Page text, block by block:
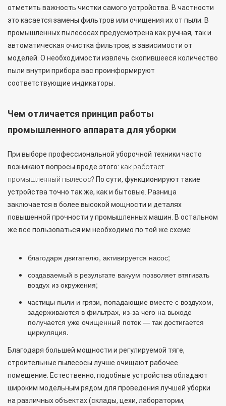
отметить важность чистки самого устройства. В частности
это касается замены фильтров или очищения их от пыли. В
промышленных пылесосах предусмотрена как ручная, так и
автоматическая очистка фильтров, в зависимости от
моделей. О необходимости извлечь скопившееся количество
пыли внутри прибора вас проинформируют
соответствующие индикаторы.
Чем отличается принцип работы
промышленного аппарата для уборки
При выборе профессиональной уборочной техники часто
возникают вопросы вроде этого: как работает
промышленный пылесос? По сути, функционируют такие
устройства точно так же, как и бытовые. Разница
заключается в более высокой мощности и деталях
повышенной прочности у промышленных машин. В остальном
же все пользоваться им необходимо по той же схеме:
благодаря двигателю, активируется насос;
создаваемый в результате вакуум позволяет втягивать
воздух из окружения;
частицы пыли и грязи, попадающие вместе с воздухом,
задерживаются в фильтрах, из-за чего на выходе
получается уже очищенный поток — так достигается
циркуляция.
Благодаря большей мощности и регулируемой тяге,
строительные пылесосы лучше очищают рабочее
помещение. Естественно, подобные устройства обладают
широким модельным рядом для проведения лучшей уборки
на различных объектах (склады, цехи, лаборатории,